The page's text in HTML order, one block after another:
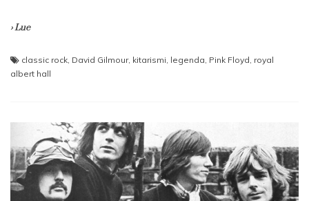
› Lue
classic rock, David Gilmour, kitarismi, legenda, Pink Floyd, royal
albert hall